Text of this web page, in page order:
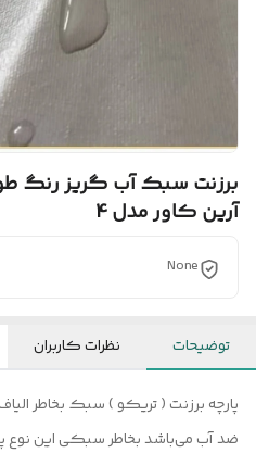
آرین کاور مدل 4
None
توضیحات نظرات کاربران
پارچه برزنت ( تریکو ) سبک بخاطر
ضد آب می‌باشد بخاطر سبکی این نوع